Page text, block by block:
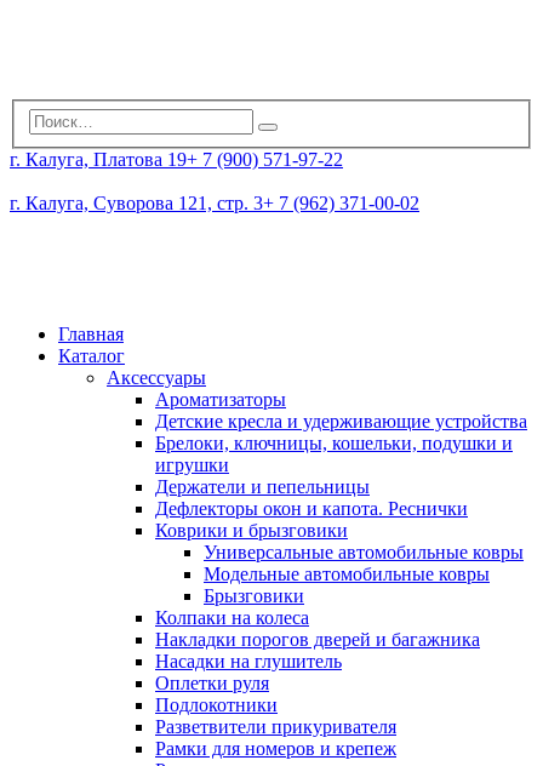
г. Калуга, Платова 19+ 7 (900) 571-97-22
г. Калуга, Суворова 121, стр. 3+ 7 (962) 371-00-02
Главная
Каталог
Аксессуары
Ароматизаторы
Детские кресла и удерживающие устройства
Брелоки, ключницы, кошельки, подушки и
игрушки
Держатели и пепельницы
Дефлекторы окон и капота. Реснички
Коврики и брызговики
Универсальные автомобильные ковры
Модельные автомобильные ковры
Брызговики
Колпаки на колеса
Накладки порогов дверей и багажника
Насадки на глушитель
Оплетки руля
Подлокотники
Разветвители прикуривателя
Рамки для номеров и крепеж